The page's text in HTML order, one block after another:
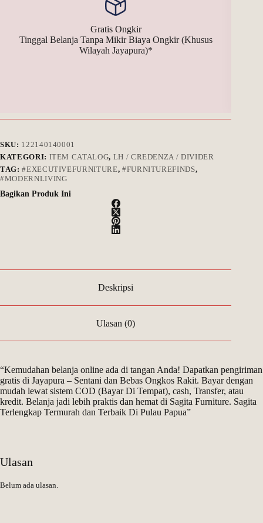
Gratis Ongkir
Tinggal Belanja Tanpa Mikir Biaya Ongkir (Khusus
Wilayah Jayapura)*
SKU: 122140140001
KATEGORI: ITEM CATALOG, LH / CREDENZA / DIVIDER
TAG:#EXECUTIVEFURNITURE, #FURNITUREFINDS,
#MODERNLIVING
Bagikan Produk Ini
Deskripsi
Ulasan (0)
“Kemudahan belanja online ada di tangan Anda! Dapatkan pengiriman
gratis di Jayapura – Sentani dan Bebas Ongkos Rakit. Bayar dengan
mudah lewat sistem COD (Bayar Di Tempat), cash, Transfer, atau
kredit. Belanja jadi lebih praktis dan hemat di Sagita Furniture. Sagita
Terlengkap Termurah dan Terbaik Di Pulau Papua”
Ulasan
Belum ada ulasan.